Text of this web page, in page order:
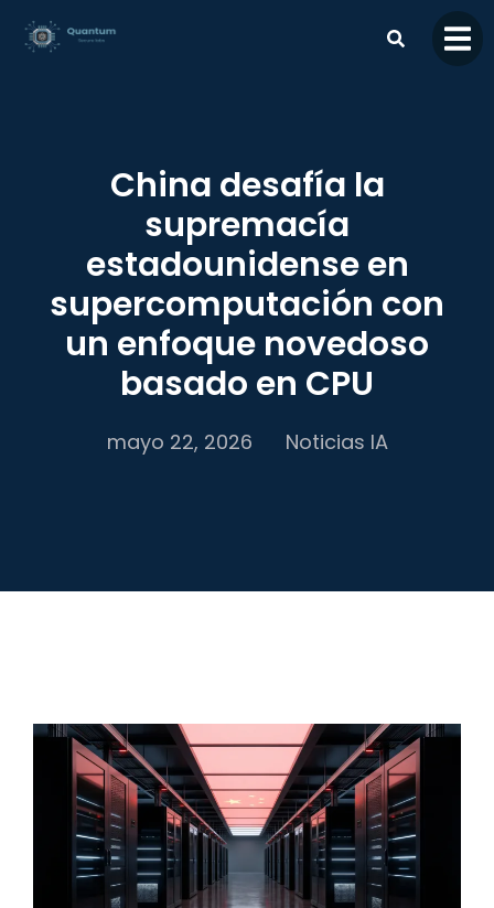
contenido
China desafía la
supremacía
estadounidense en
supercomputación con
un enfoque novedoso
basado en CPU
mayo 22, 2026 Noticias IA